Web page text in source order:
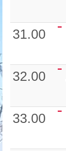
31.00
32.00
33.00